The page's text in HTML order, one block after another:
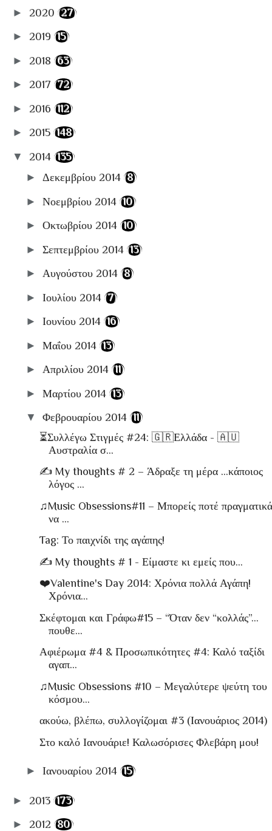
🛫Travel
📋Αρχειοθήκες
► 2020 (27)
► 2019 (15)
► 2018 (63)
► 2017 (72)
► 2016 (112)
► 2015 (148)
▼ 2014 (135)
► Δεκεμβρίου 2014 (8)
► Νοεμβρίου 2014 (10)
► Οκτωβρίου 2014 (10)
► Σεπτεμβρίου 2014 (13)
► Αυγούστου 2014 (8)
► Ιουλίου 2014 (7)
► Ιουνίου 2014 (16)
► Μαΐου 2014 (13)
► Απριλίου 2014 (11)
► Μαρτίου 2014 (13)
▼ Φεβρουαρίου 2014 (11)
⏳Συλλέγω Στιγμές #24: 🇬🇷Ελλάδα - 🇦🇺
Αυστραλία σ...
✍ My thoughts # 2 – Άδραξε τη μέρα …κάποιος
λόγος ...
♫Music Obsessions#11 – Μπορείς ποτέ πραγματικά
να ...
Tag: Το παιχνίδι της αγάπης!
✍ My thoughts # 1 - Είμαστε κι εμείς που…
❤️Valentine's Day 2014: Χρόνια πολλά Αγάπη!
Χρόνια...
Σκέφτομαι και Γράφω#15 – “Όταν δεν “κολλάς”…
πουθε...
Αφιέρωμα #4 & Προσωπικότητες #4: Καλό ταξίδι
αγαπ...
♫Music Obsessions #10 – Μεγαλύτερε ψεύτη του
κόσμου…
ακούω, βλέπω, συλλογίζομαι #3 (Ιανουάριος 2014)
Στο καλό Ιανουάριε! Καλωσόρισες Φλεβάρη μου!
► Ιανουαρίου 2014 (15)
► 2013 (173)
► 2012 (80)